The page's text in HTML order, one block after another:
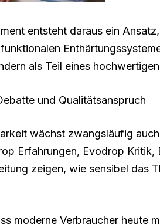
entsteht daraus ein
als Teil eines
und Qualitätsanspruch
wächst zwangsläufig
Erfahrungen, Evodrop
zeigen, wie sensibel das
moderne Verbraucher heute